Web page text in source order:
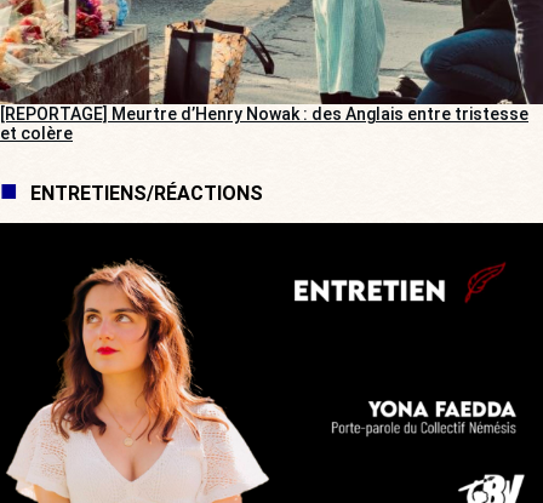
[REPORTAGE] Meurtre d’Henry Nowak : des Anglais entre tristesse
et colère
ENTRETIENS/RÉACTIONS